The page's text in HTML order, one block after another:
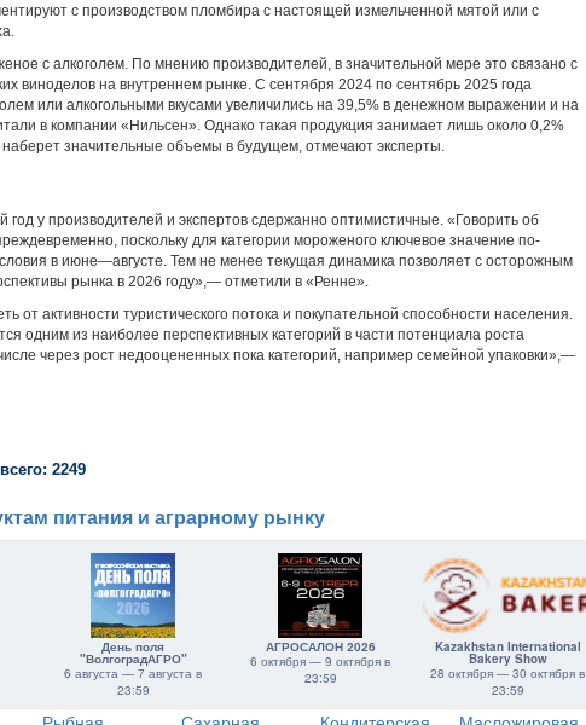
с производством пломбира с настоящей измельченной мятой или с
с алкоголем. По мнению производителей, в значительной мере это связано с
виноделов на внутреннем рынке. С сентября 2024 по сентябрь 2025 года
или алкогольными вкусами увеличились на 39,5% в денежном выражении и на
в компании «Нильсен». Однако такая продукция занимает лишь около 0,2%
значительные объемы в будущем, отмечают эксперты.
год у производителей и экспертов сдержанно оптимистичные. «Говорить об
поскольку для категории мороженого ключевое значение по-
в июне—августе. Тем не менее текущая динамика позволяет с осторожным
рынка в 2026 году»,— отметили в «Ренне».
от активности туристического потока и покупательной способности населения.
одним из наиболее перспективных категорий в части потенциала роста
через рост недооцененных пока категорий, например семейной упаковки»,—
2249
питания и аграрному рынку
День поля
"ВолгоградАГРО"
6 августа — 7 августа в
23:59
АГРОСАЛОН 2026
6 октября — 9 октября в
23:59
Kazakhstan International
Bakery Show
28 октября — 30 октября в
23:59